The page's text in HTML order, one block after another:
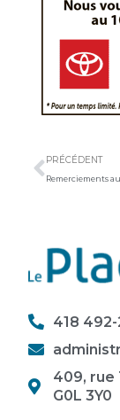
PRÉCÉDENT
418
409, rue
G0L 3Y0